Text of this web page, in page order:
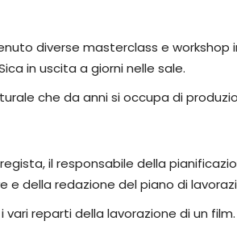
diverse masterclass e workshop
in uscita a giorni nelle sale.
che da anni si occupa di
il responsabile della
della redazione del piano di
reparti della lavorazione di un